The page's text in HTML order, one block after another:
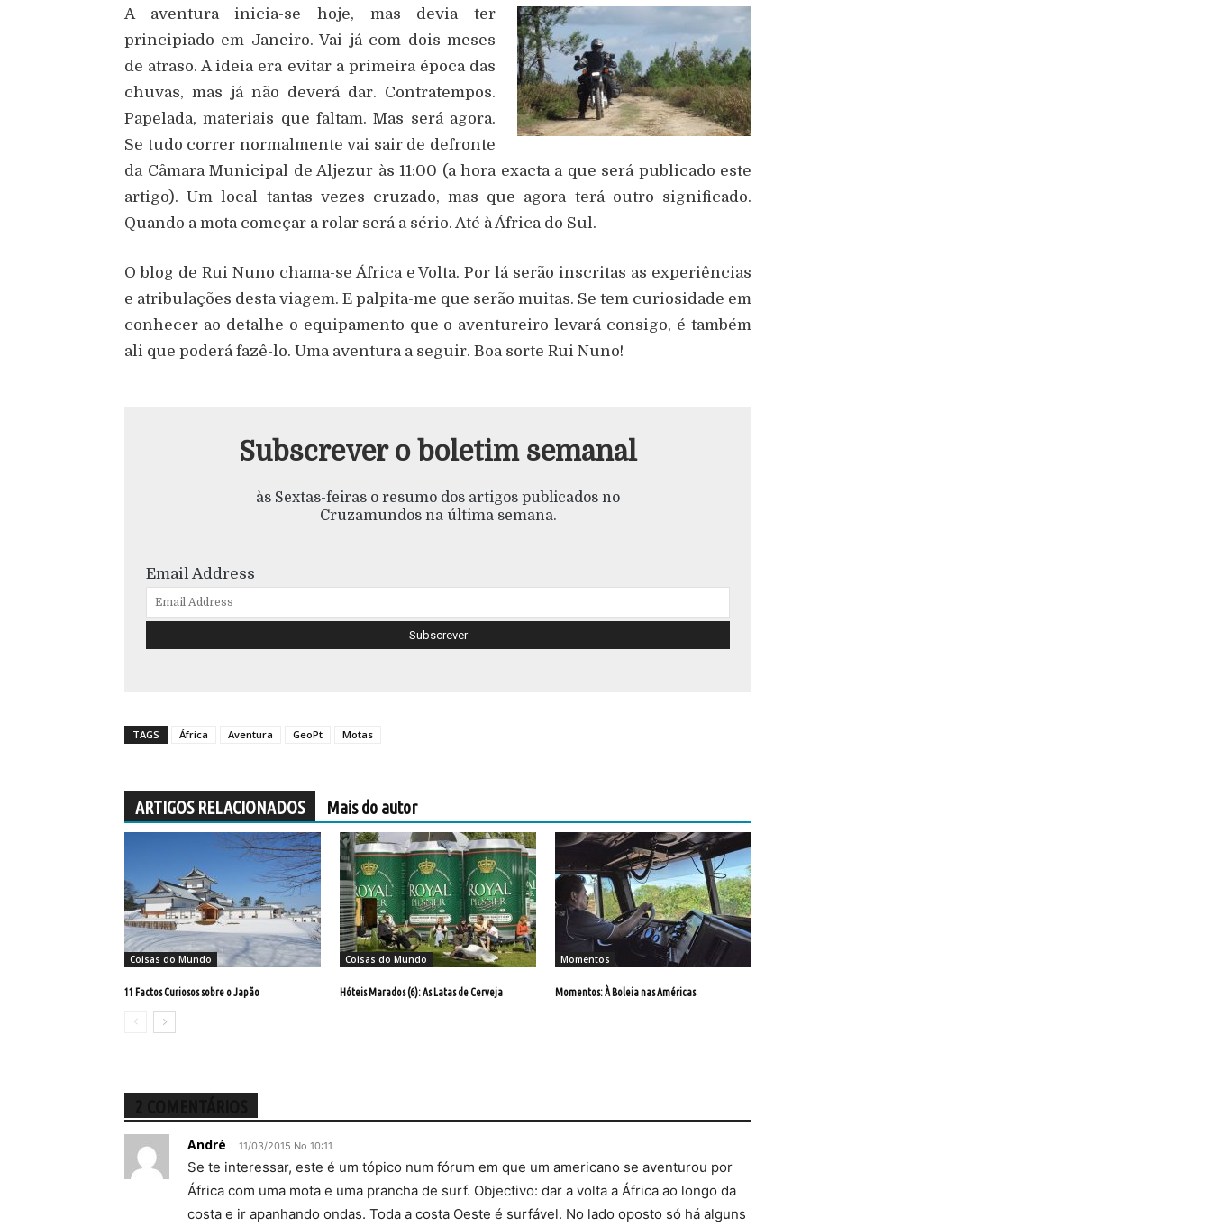
A aventura inicia-se hoje, mas devia ter
principiado em Janeiro. Vai já com dois meses
de atraso. A ideia era evitar a primeira época das
chuvas, mas já não deverá dar. Contratempos.
Papelada, materiais que faltam. Mas será agora.
Se tudo correr normalmente vai sair de defronte
da Câmara Municipal de Aljezur às 11:00 (a hora exacta a que será publicado este
artigo). Um local tantas vezes cruzado, mas que agora terá outro significado.
Quando a mota começar a rolar será a sério. Até à África do Sul.
O blog de Rui Nuno chama-se África e Volta. Por lá serão inscritas as experiências
e atribulações desta viagem. E palpita-me que serão muitas. Se tem curiosidade em
conhecer ao detalhe o equipamento que o aventureiro levará consigo, é também
ali que poderá fazê-lo. Uma aventura a seguir. Boa sorte Rui Nuno!
Subscrever o boletim semanal
às Sextas-feiras o resumo dos artigos publicados no
Cruzamundos na última semana.
Email Address
TAGS África Aventura GeoPt Motas
ARTIGOS RELACIONADOS Mais do autor
Coisas do Mundo
11 Factos Curiosos sobre o Japão
Coisas do Mundo
Hóteis Marados (6): As Latas de Cerveja
Momentos
Momentos: À Boleia nas Américas
André 11/03/2015 No 10:11
Se te interessar, este é um tópico num fórum em que um americano se aventurou por
África com uma mota e uma prancha de surf. Objectivo: dar a volta a África ao longo da
costa e ir apanhando ondas. Toda a costa Oeste é surfável. No lado oposto só há alguns